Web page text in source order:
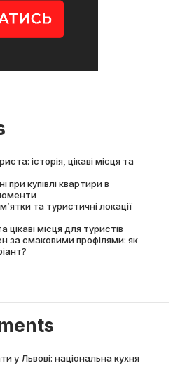
історія, цікаві місця та
при купівлі квартири в
та туристичні локації
цікаві місця для туристів
за смаковими профілями: як
у Львові: національна кухня